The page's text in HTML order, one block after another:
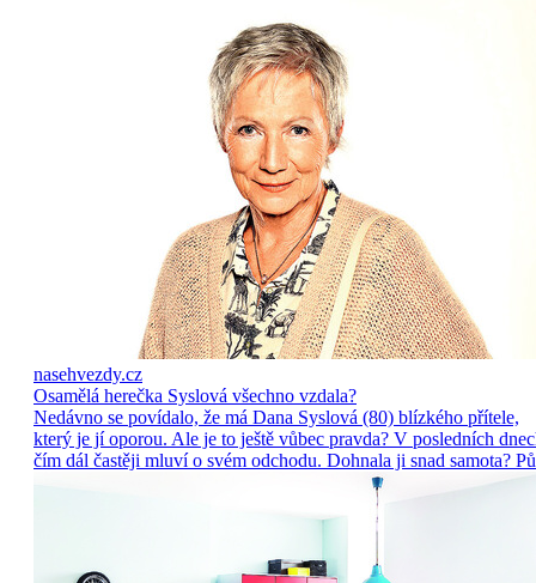
nasehvezdy.cz
Osamělá herečka Syslová všechno vzdala?
Nedávno se povídalo, že má Dana Syslová (80) blízkého přítele,
který je jí oporou. Ale je to ještě vůbec pravda? V posledních
čím dál častěji mluví o svém odchodu. Dohnala ji snad samota?